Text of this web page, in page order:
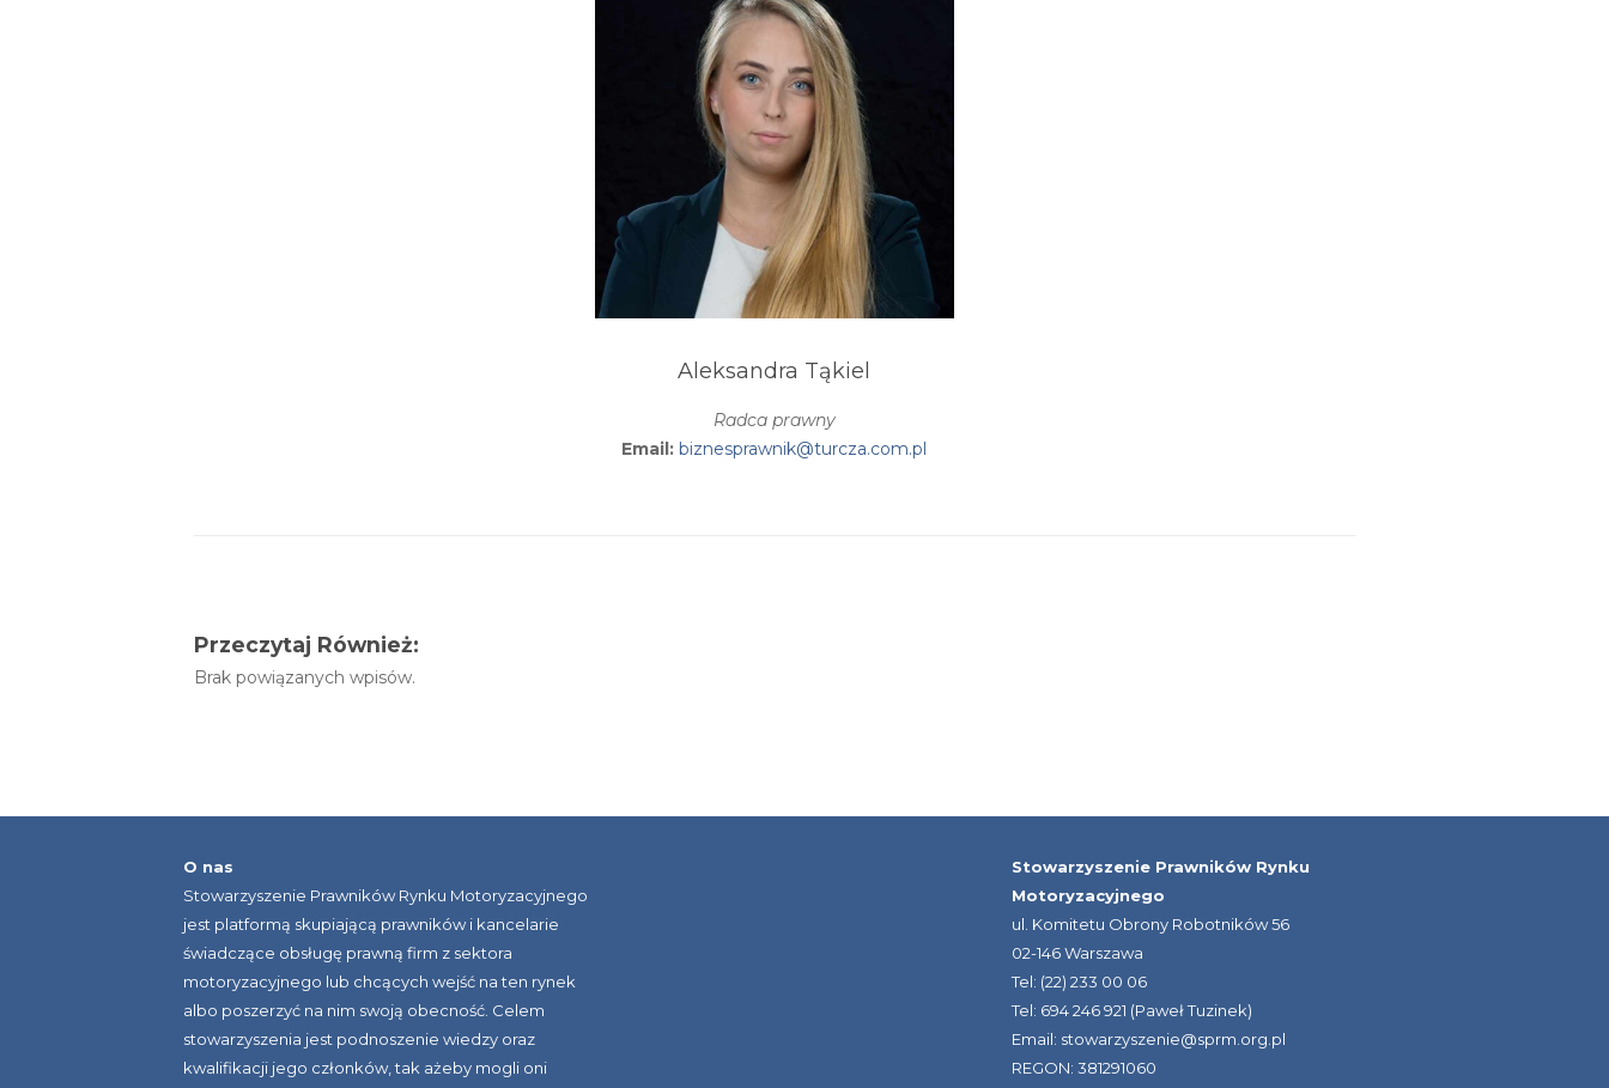
Aleksandra Tąkiel
Radca prawny
Email: biznesprawnik@turcza.com.pl
Przeczytaj Również:
Brak powiązanych wpisów.
O nas
Stowarzyszenie Prawników Rynku Motoryzacyjnego
jest platformą skupiającą prawników i kancelarie
świadczące obsługę prawną firm z sektora
motoryzacyjnego lub chcących wejść na ten rynek
albo poszerzyć na nim swoją obecność. Celem
stowarzyszenia jest podnoszenie wiedzy oraz
kwalifikacji jego członków, tak ażeby mogli oni
Stowarzyszenie Prawników Rynku
Motoryzacyjnego
ul. Komitetu Obrony Robotników 56
02-146 Warszawa
Tel: (22) 233 00 06
Tel: 694 246 921 (Paweł Tuzinek)
Email: stowarzyszenie@sprm.org.pl
REGON: 381291060